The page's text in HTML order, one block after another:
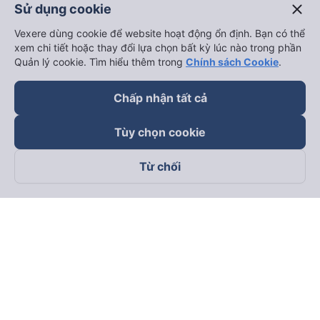
Theo dõi chúng tôi trên
Sử dụng cookie close
Vexere dùng cookie để website hoạt động ổn định. Bạn có thể
xem chi tiết hoặc thay đổi lựa chọn bất kỳ lúc nào trong phần
Quản lý cookie. Tìm hiểu thêm trong Chính sách Cookie.
Chấp nhận tất cả
Tùy chọn cookie
Từ chối